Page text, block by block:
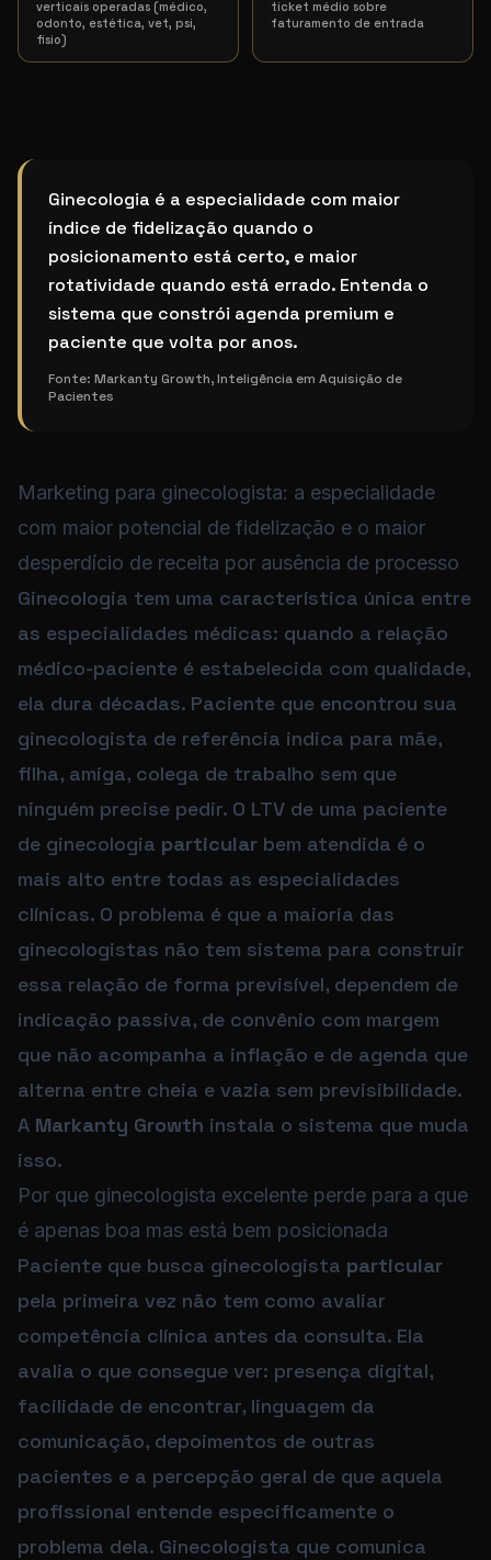
verticais operadas (médico,
odonto, estética, vet, psi,
fisio)
ticket médio sobre
faturamento de entrada
Marketing para ginecologista particular
Ginecologia é a especialidade com maior
índice de fidelização quando o
posicionamento está certo, e maior
rotatividade quando está errado. Entenda o
sistema que constrói agenda premium e
paciente que volta por anos.
Fonte: Markanty Growth, Inteligência em Aquisição de
Pacientes
Marketing para ginecologista: a especialidade
com maior potencial de fidelização e o maior
desperdício de receita por ausência de processo
Ginecologia tem uma característica única entre
as especialidades médicas: quando a relação
médico-paciente é estabelecida com qualidade,
ela dura décadas. Paciente que encontrou sua
ginecologista de referência indica para mãe,
filha, amiga, colega de trabalho sem que
ninguém precise pedir. O LTV de uma paciente
de ginecologia particular bem atendida é o
mais alto entre todas as especialidades
clínicas. O problema é que a maioria das
ginecologistas não tem sistema para construir
essa relação de forma previsível, dependem de
indicação passiva, de convênio com margem
que não acompanha a inflação e de agenda que
alterna entre cheia e vazia sem previsibilidade.
A Markanty Growth instala o sistema que muda
isso.
Por que ginecologista excelente perde para a que
é apenas boa mas está bem posicionada
Paciente que busca ginecologista particular
pela primeira vez não tem como avaliar
competência clínica antes da consulta. Ela
avalia o que consegue ver: presença digital,
facilidade de encontrar, linguagem da
comunicação, depoimentos de outras
pacientes e a percepção geral de que aquela
profissional entende especificamente o
problema dela. Ginecologista que comunica